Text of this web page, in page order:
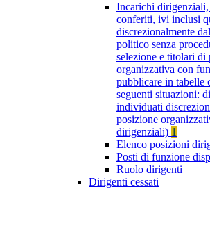
Incarichi
conferiti, ivi inclusi
discrezionalmente
politico senza
selezione e titolari di
organizzativa con
pubblicare in tabelle
seguenti situazioni:
individuati
posizione
dirigenziali) 1
Elenco posizioni
Posti di funzione
Ruolo dirigenti
Dirigenti cessati